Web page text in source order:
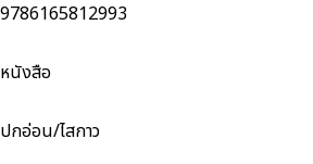
9786165812993
หนังสือ
ปกอ่อน/ไสกาว